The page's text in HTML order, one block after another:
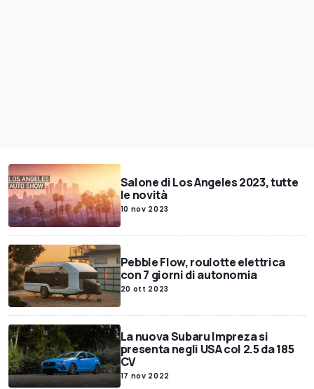
Salone di Los Angeles 2023, tutte
le novità
10 nov 2023
Pebble Flow, roulotte elettrica
con 7 giorni di autonomia
20 ott 2023
La nuova Subaru Impreza si
presenta negli USA col 2.5 da 185
CV
17 nov 2022